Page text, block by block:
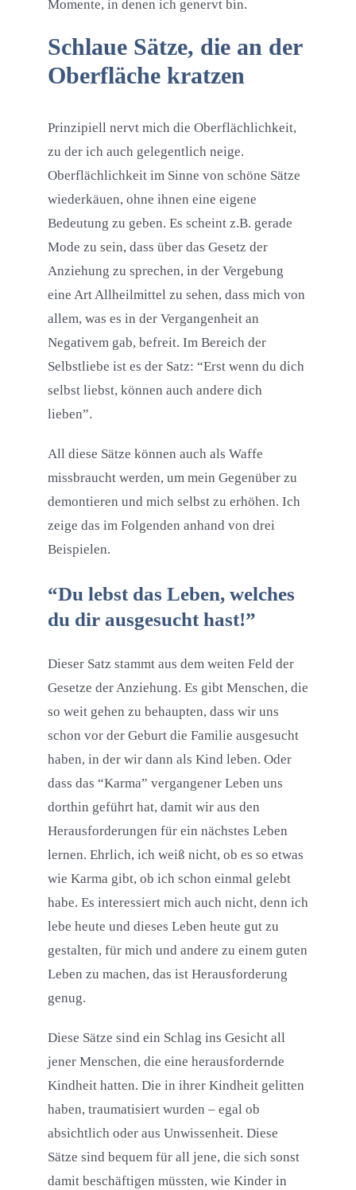
Momente, in denen ich genervt bin.
Schlaue Sätze, die an der
Oberfläche kratzen
Prinzipiell nervt mich die Oberflächlichkeit,
zu der ich auch gelegentlich neige.
Oberflächlichkeit im Sinne von schöne Sätze
wiederkäuen, ohne ihnen eine eigene
Bedeutung zu geben. Es scheint z.B. gerade
Mode zu sein, dass über das Gesetz der
Anziehung zu sprechen, in der Vergebung
eine Art Allheilmittel zu sehen, dass mich von
allem, was es in der Vergangenheit an
Negativem gab, befreit. Im Bereich der
Selbstliebe ist es der Satz: “Erst wenn du dich
selbst liebst, können auch andere dich
lieben”.
All diese Sätze können auch als Waffe
missbraucht werden, um mein Gegenüber zu
demontieren und mich selbst zu erhöhen. Ich
zeige das im Folgenden anhand von drei
Beispielen.
“Du lebst das Leben, welches
du dir ausgesucht hast!”
Dieser Satz stammt aus dem weiten Feld der
Gesetze der Anziehung. Es gibt Menschen, die
so weit gehen zu behaupten, dass wir uns
schon vor der Geburt die Familie ausgesucht
haben, in der wir dann als Kind leben. Oder
dass das “Karma” vergangener Leben uns
dorthin geführt hat, damit wir aus den
Herausforderungen für ein nächstes Leben
lernen. Ehrlich, ich weiß nicht, ob es so etwas
wie Karma gibt, ob ich schon einmal gelebt
habe. Es interessiert mich auch nicht, denn ich
lebe heute und dieses Leben heute gut zu
gestalten, für mich und andere zu einem guten
Leben zu machen, das ist Herausforderung
genug.
Diese Sätze sind ein Schlag ins Gesicht all
jener Menschen, die eine herausfordernde
Kindheit hatten. Die in ihrer Kindheit gelitten
haben, traumatisiert wurden – egal ob
absichtlich oder aus Unwissenheit. Diese
Sätze sind bequem für all jene, die sich sonst
damit beschäftigen müssten, wie Kinder in